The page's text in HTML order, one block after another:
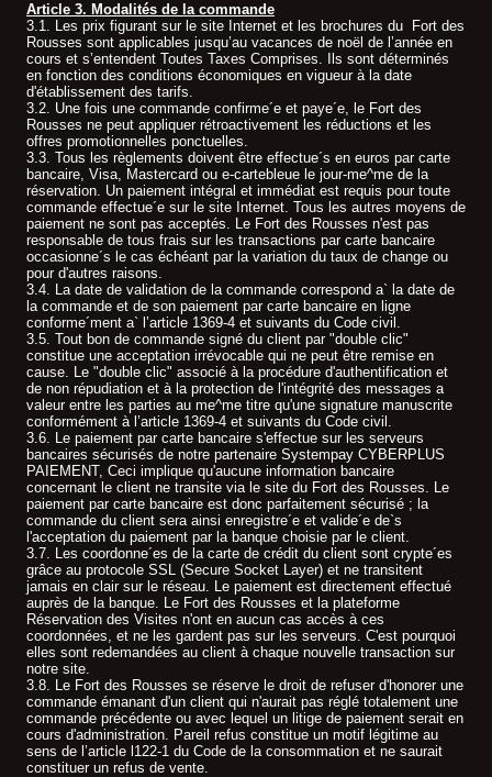
Article 3. Modalités de la commande
3.1. Les prix figurant sur le site Internet et les brochures du Fort des
Rousses sont applicables jusqu’au vacances de noël de l’année en
cours et s’entendent Toutes Taxes Comprises. Ils sont déterminés
en fonction des conditions économiques en vigueur à la date
d'établissement des tarifs.
3.2. Une fois une commande confirme´e et paye´e, le Fort des
Rousses ne peut appliquer rétroactivement les réductions et les
offres promotionnelles ponctuelles.
3.3. Tous les règlements doivent être effectue´s en euros par carte
bancaire, Visa, Mastercard ou e-cartebleue le jour-me^me de la
réservation. Un paiement intégral et immédiat est requis pour toute
commande effectue´e sur le site Internet. Tous les autres moyens de
paiement ne sont pas acceptés. Le Fort des Rousses n'est pas
responsable de tous frais sur les transactions par carte bancaire
occasionne´s le cas échéant par la variation du taux de change ou
pour d'autres raisons.
3.4. La date de validation de la commande correspond a` la date de
la commande et de son paiement par carte bancaire en ligne
conforme´ment a` l’article 1369-4 et suivants du Code civil.
3.5. Tout bon de commande signé du client par "double clic"
constitue une acceptation irrévocable qui ne peut être remise en
cause. Le "double clic" associé à la procédure d'authentification et
de non répudiation et à la protection de l'intégrité des messages a
valeur entre les parties au me^me titre qu'une signature manuscrite
conformément à l’article 1369-4 et suivants du Code civil.
3.6. Le paiement par carte bancaire s'effectue sur les serveurs
bancaires sécurisés de notre partenaire Systempay CYBERPLUS
PAIEMENT, Ceci implique qu'aucune information bancaire
concernant le client ne transite via le site du Fort des Rousses. Le
paiement par carte bancaire est donc parfaitement sécurisé ; la
commande du client sera ainsi enregistre´e et valide´e de`s
l'acceptation du paiement par la banque choisie par le client.
3.7. Les coordonne´es de la carte de crédit du client sont crypte´es
grâce au protocole SSL (Secure Socket Layer) et ne transitent
jamais en clair sur le réseau. Le paiement est directement effectué
auprès de la banque. Le Fort des Rousses et la plateforme
Réservation des Visites n'ont en aucun cas accès à ces
coordonnées, et ne les gardent pas sur les serveurs. C'est pourquoi
elles sont redemandées au client à chaque nouvelle transaction sur
notre site.
3.8. Le Fort des Rousses se réserve le droit de refuser d'honorer une
commande émanant d'un client qui n'aurait pas réglé totalement une
commande précédente ou avec lequel un litige de paiement serait en
cours d'administration. Pareil refus constitue un motif légitime au
sens de l’article l122-1 du Code de la consommation et ne saurait
constituer un refus de vente.